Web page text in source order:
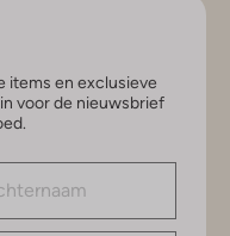
items en exclusieve
voor de nieuwsbrief